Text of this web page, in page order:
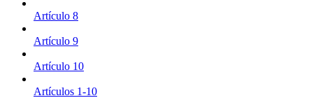
Artículo 8
Artículo 9
Artículo 10
Artículos 1-10